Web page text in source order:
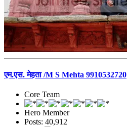
एम.एस. मेहता /M S Mehta 9910532720
Core Team
Hero Member
Posts: 40,912